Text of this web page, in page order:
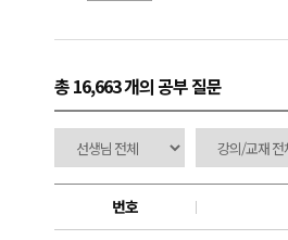
총 16,663 개의 공부 질문
번호